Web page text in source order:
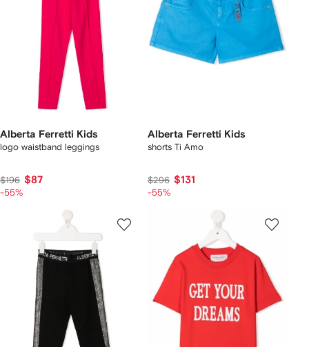
Alberta Ferretti Kids
logo waistband leggings
$196 $87
-55%
Alberta Ferretti Kids
shorts Ti Amo
$296 $131
-55%